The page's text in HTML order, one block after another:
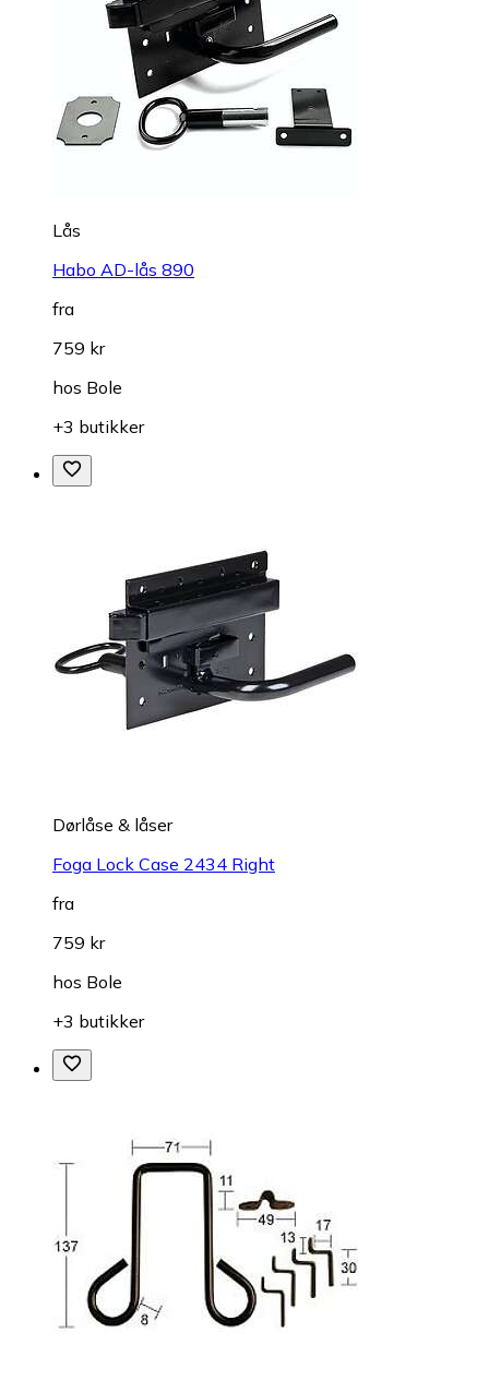
Lås
Habo AD-lås 890
fra
759 kr
hos Bole
+3 butikker
Dørlåse & låser
Foga Lock Case 2434 Right
fra
759 kr
hos Bole
+3 butikker